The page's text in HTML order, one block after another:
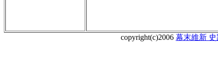
copyright(c)2006 幕末維新